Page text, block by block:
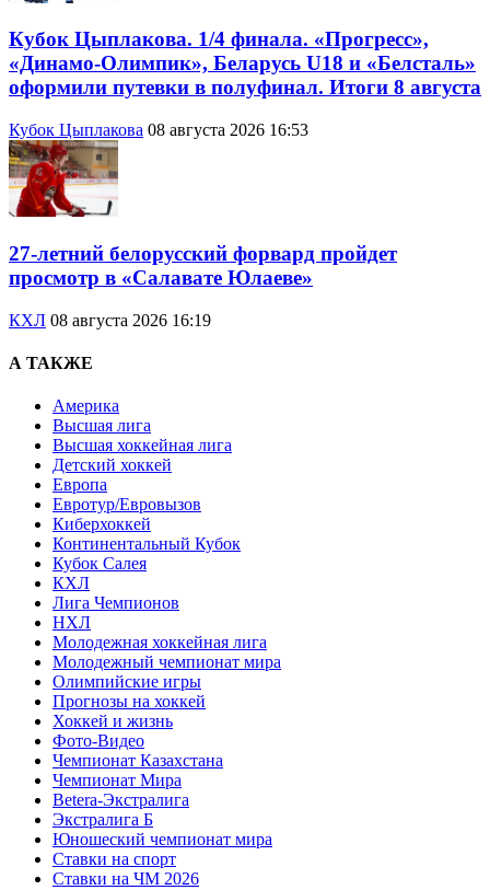
Кубок Цыплакова. 1/4 финала. «Прогресс»,
«Динамо-Олимпик», Беларусь U18 и «Белсталь»
оформили путевки в полуфинал. Итоги 8 августа
Кубок Цыплакова 08 августа 2026 16:53
27-летний белорусский форвард пройдет
просмотр в «Салавате Юлаеве»
КХЛ 08 августа 2026 16:19
А ТАКЖЕ
Америка
Высшая лига
Высшая хоккейная лига
Детский хоккей
Европа
Евротур/Евровызов
Киберхоккей
Континентальный Кубок
Кубок Салея
КХЛ
Лига Чемпионов
НХЛ
Молодежная хоккейная лига
Молодежный чемпионат мира
Олимпийские игры
Прогнозы на хоккей
Хоккей и жизнь
Фото-Видео
Чемпионат Казахстана
Чемпионат Мира
Betera-Экстралига
Экстралига Б
Юношеский чемпионат мира
Ставки на спорт
Ставки на ЧМ 2026